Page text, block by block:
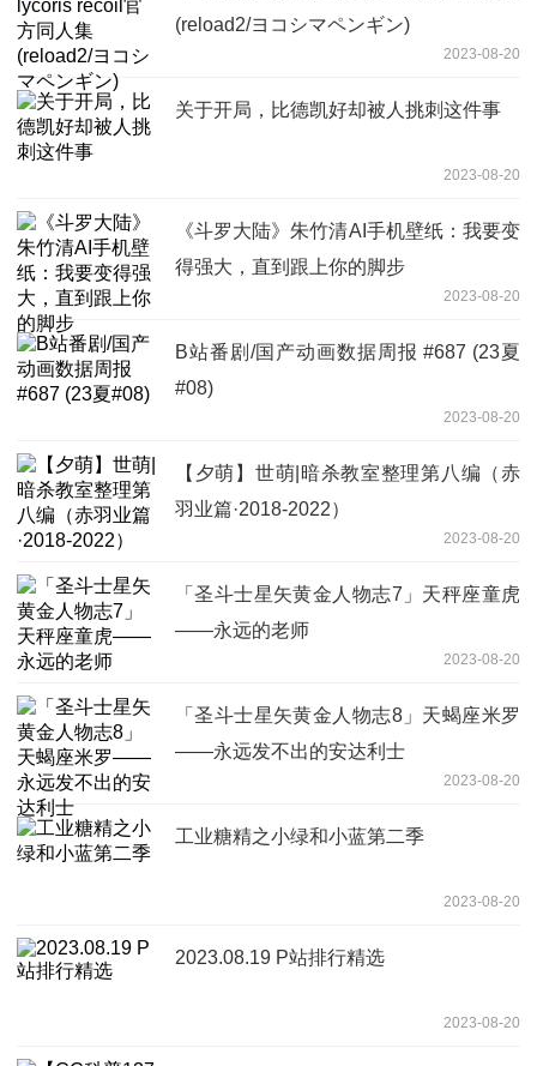
(reload2/ヨコシマペンギン)
2023-08-20
关于开局，比德凯好却被人挑刺这件事
2023-08-20
《斗罗大陆》朱竹清AI手机壁纸：我要变
得强大，直到跟上你的脚步
2023-08-20
B站番剧/国产动画数据周报 #687 (23夏
#08)
2023-08-20
【夕萌】世萌|暗杀教室整理第八编（赤
羽业篇·2018-2022）
2023-08-20
「圣斗士星矢黄金人物志7」天秤座童虎
——永远的老师
2023-08-20
「圣斗士星矢黄金人物志8」天蝎座米罗
——永远发不出的安达利士
2023-08-20
工业糖精之小绿和小蓝第二季
2023-08-20
2023.08.19 P站排行精选
2023-08-20